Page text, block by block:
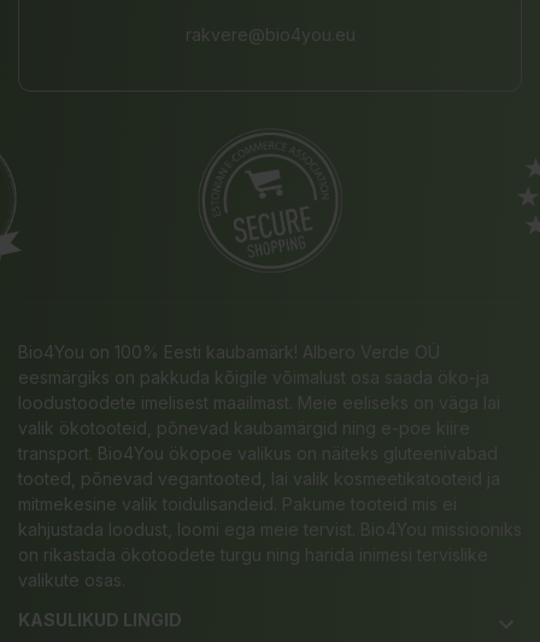
rakvere@bio4you.eu
Bio4You on 100% Eesti kaubamärk! Albero Verde OÜ
eesmärgiks on pakkuda kõigile võimalust osa saada öko-ja
loodustoodete imelisest maailmast. Meie eeliseks on väga lai
valik ökotooteid, põnevad kaubamärgid ning e-poe kiire
transport. Bio4You ökopoe valikus on näiteks gluteenivabad
tooted, põnevad vegantooted, lai valik kosmeetikatooteid ja
mitmekesine valik toidulisandeid. Pakume tooteid mis ei
kahjustada loodust, loomi ega meie tervist. Bio4You missiooniks
on rikastada ökotoodete turgu ning harida inimesi tervislike
valikute osas.
KASULIKUD LINGID
keyboard_arrow_down